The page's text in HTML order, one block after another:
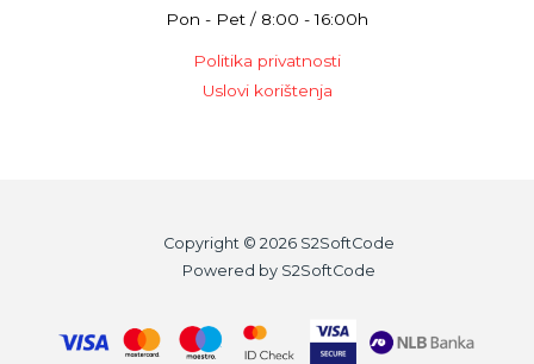
Pon - Pet / 8:00 - 16:00h
Politika privatnosti
Uslovi korištenja
Copyright © 2026 S2SoftCode
Powered by S2SoftCode